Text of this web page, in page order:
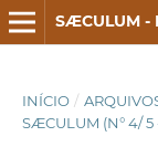
SÆCULUM -
INÍCIO /
SÆCULUM (N° 4/ 5